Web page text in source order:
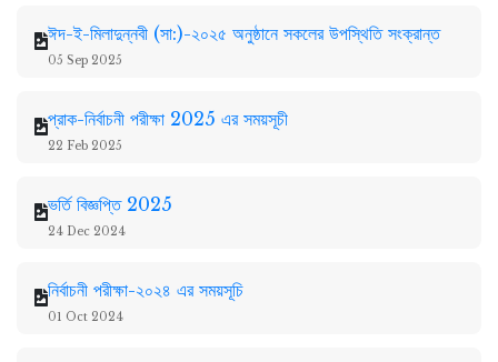
ঈদ-ই-মিলাদুন্নবী (সা:)-২০২৫ অনুষ্ঠানে সকলের উপস্থিতি সংক্রান্ত
05 Sep 2025
প্রাক-নির্বাচনী পরীক্ষা 2025 এর সময়সূচী
22 Feb 2025
ভর্তি বিজ্ঞপ্তি 2025
24 Dec 2024
নির্বাচনী পরীক্ষা-২০২৪ এর সময়সূচি
01 Oct 2024